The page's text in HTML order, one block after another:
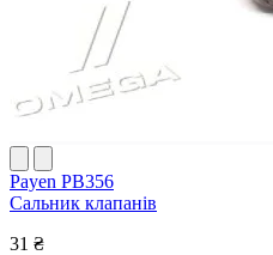
Payen PB356
Сальник клапанів
31 ₴